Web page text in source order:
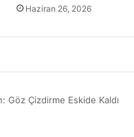
Haziran 26, 2026